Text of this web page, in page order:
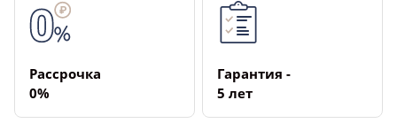
Рассрочка
­0%
Гарантия ­
5 лет